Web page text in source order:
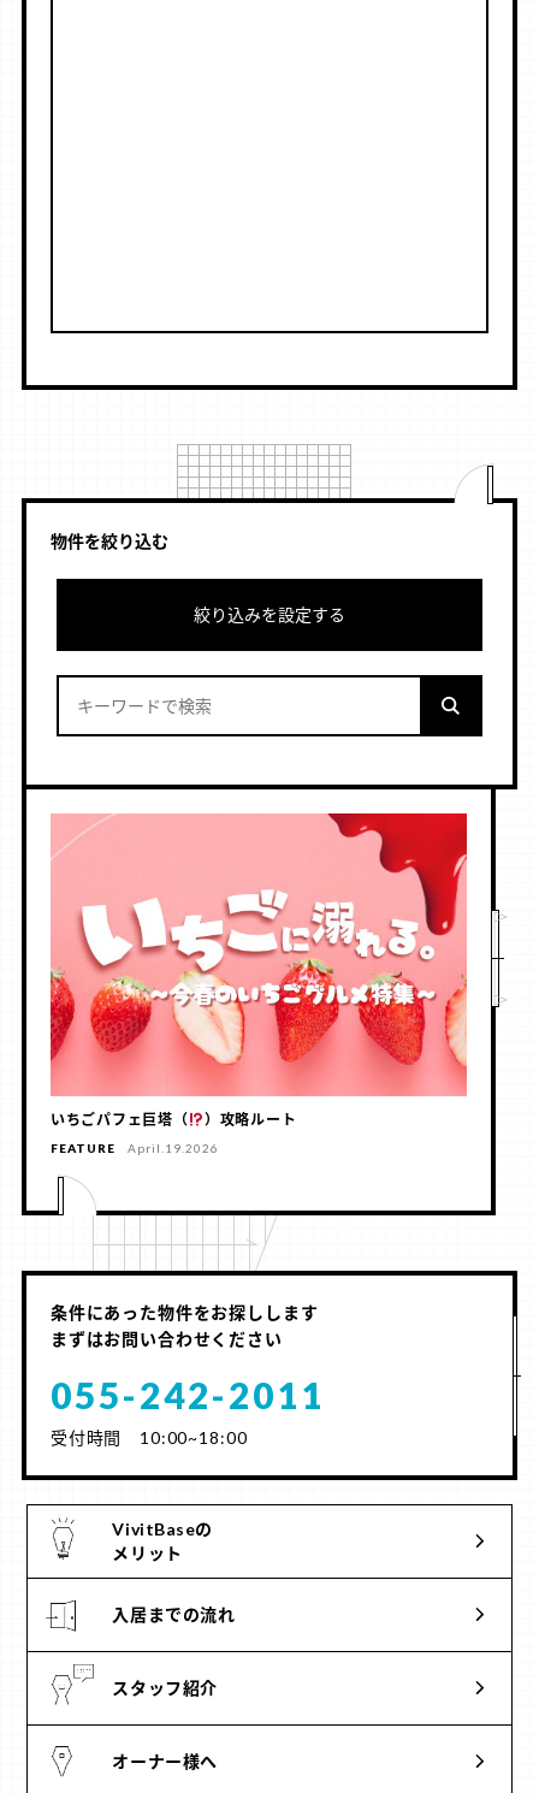
物件を絞り込む
絞り込みを設定する
いちごパフェ巨塔（ ）攻略ルート
FEATURE April.19.2026
条件にあった物件をお探しします
まずはお問い合わせください
055-242-2011
受付時間 10:00~18:00
VivitBaseの
メリット
入居までの流れ
スタッフ紹介
オーナー様へ